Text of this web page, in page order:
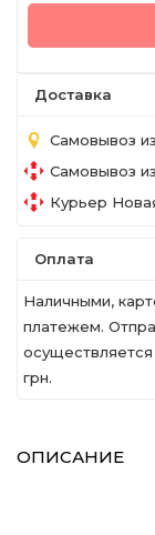
Доставка
Самовывоз
Самовывоз
Курьер
Оплата
Наличными,
платежем.
грн.
ОПИСАНИЕ